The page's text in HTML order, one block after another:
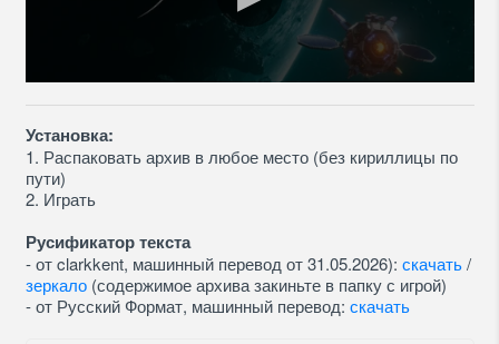
Установка:
1. Распаковать архив в любое место (без кириллицы по
пути)
2. Играть
Русификатор текста
- от clarkkent, машинный перевод от 31.05.2026): скачать/
зеркало(содержимое архива закиньте в папку с игрой)
- от Русский Формат, машинный перевод: скачать